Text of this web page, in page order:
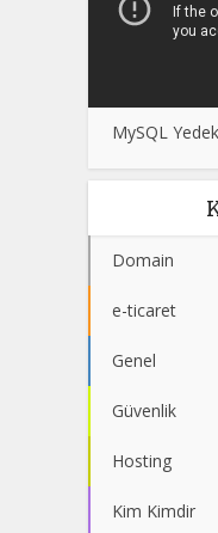
MySQL
Domain
e-ticaret
Genel
Güvenlik
Hosting
Kim Kimdir